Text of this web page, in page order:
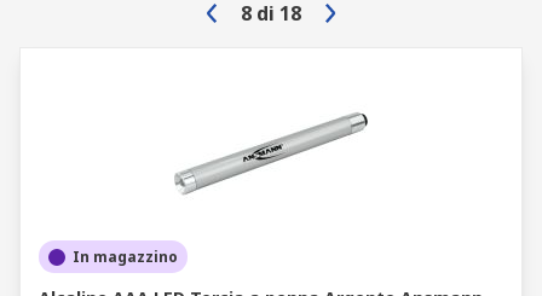
8 di 18
In magazzino